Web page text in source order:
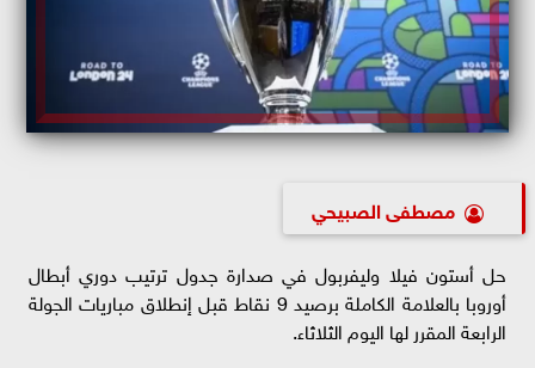
مصطفى الصبيحي
حل أستون فيلا وليفربول في صدارة جدول ترتيب دوري أبطال
أوروبا بالعلامة الكاملة برصيد 9 نقاط قبل إنطلاق مباريات الجولة
الرابعة المقرر لها اليوم الثلاثاء.